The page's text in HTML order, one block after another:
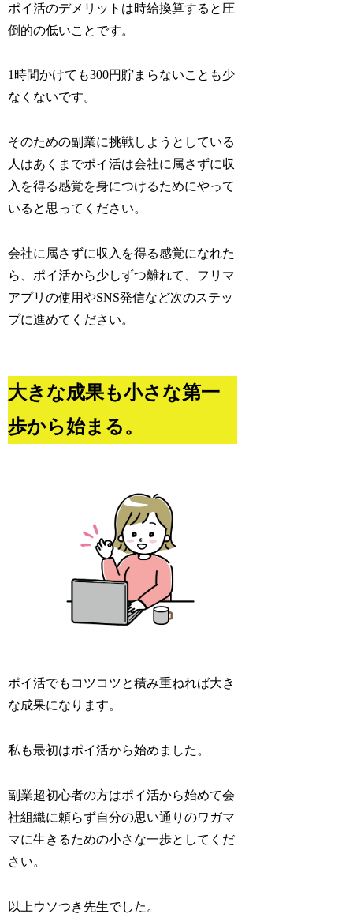
ポイ活のデメリットは時給換算すると圧
倒的の低いことです。
1時間かけても300円貯まらないことも少
なくないです。
そのための副業に挑戦しようとしている
人はあくまでポイ活は会社に属さずに収
入を得る感覚を身につけるためにやって
いると思ってください。
会社に属さずに収入を得る感覚になれた
ら、ポイ活から少しずつ離れて、フリマ
アプリの使用やSNS発信など次のステッ
プに進めてください。
大きな成果も小さな第一
歩から始まる。
ポイ活でもコツコツと積み重ねれば大き
な成果になります。
私も最初はポイ活から始めました。
副業超初心者の方はポイ活から始めて会
社組織に頼らず自分の思い通りのワガマ
マに生きるための小さな一歩としてくだ
さい。
以上ウソつき先生でした。